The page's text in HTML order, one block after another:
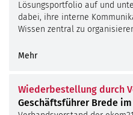
Lösungsportfolio auf und
dabei, ihre interne
Wissen zentral zu
Mehr
Wiederbestellung durch
Geschäftsführer Brede